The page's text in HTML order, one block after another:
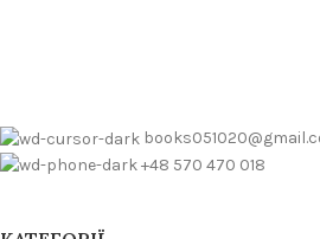
+48 570 470 018